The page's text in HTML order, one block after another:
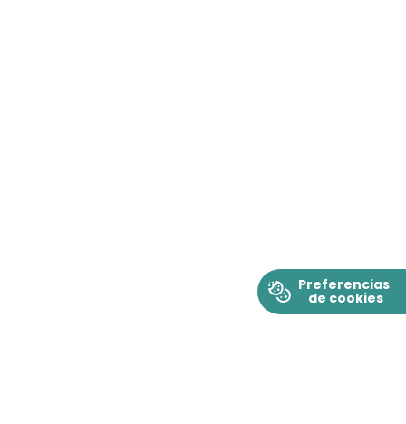
Preferencias
de cookies
Cookie Preferences